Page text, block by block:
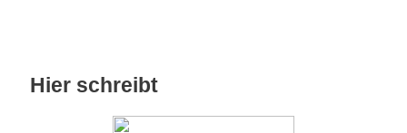
Hier schreibt